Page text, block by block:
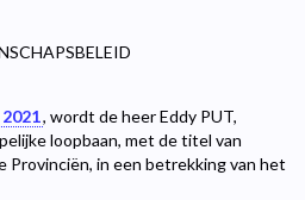
, wordt de heer Eddy PUT,
loopbaan, met de titel van
Provinciën, in een betrekking van het